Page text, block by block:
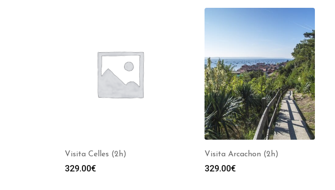
Visita Celles (2h)
329.00€
Visita Arcachon (2h)
329.00€